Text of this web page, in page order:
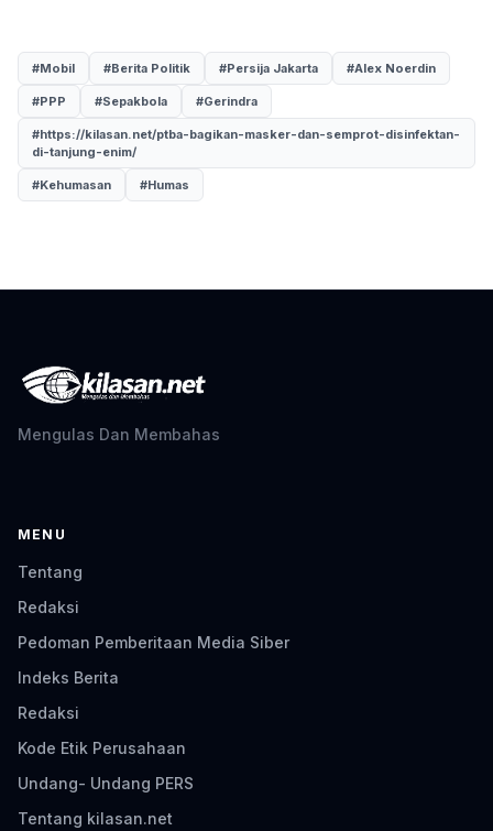
#Mobil #Berita Politik #Persija Jakarta #Alex Noerdin
#PPP #Sepakbola #Gerindra
#https://kilasan.net/ptba-bagikan-masker-dan-semprot-disinfektan-
di-tanjung-enim/
#Kehumasan #Humas
Mengulas Dan Membahas
MENU
Tentang
Redaksi
Pedoman Pemberitaan Media Siber
Indeks Berita
Redaksi
Kode Etik Perusahaan
Undang- Undang PERS
Tentang kilasan.net